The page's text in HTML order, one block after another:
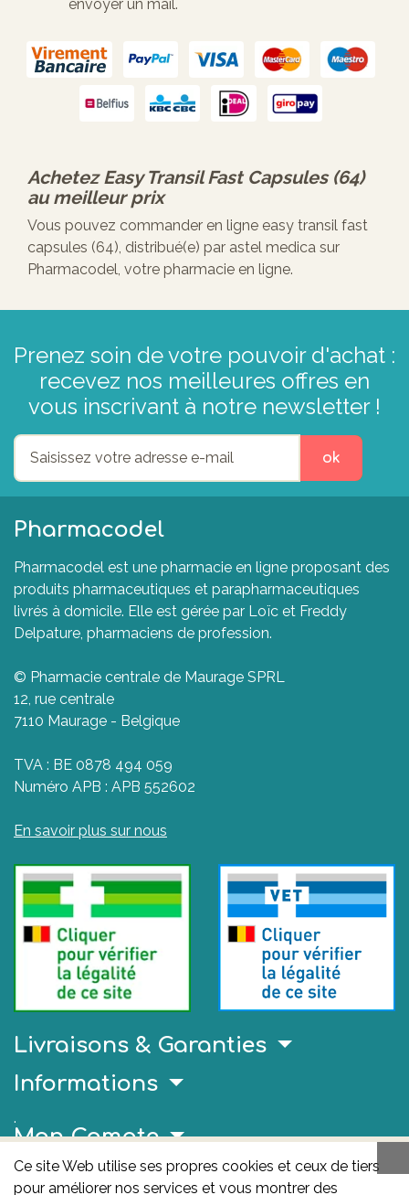
envoyer un mail.
AchetezEasy Transil Fast Capsules (64)
au meilleur prix
Vous pouvez commander en ligne easy transil fast
capsules (64), distribué(e) par astel medica sur
Pharmacodel, votre pharmacie en ligne.
Prenez soin de votre pouvoir d'achat :
recevez nos meilleures offres en
vous inscrivant à notre newsletter !
ok
Pharmacodel
Pharmacodel est une pharmacie en ligne proposant des
produits pharmaceutiques et parapharmaceutiques
livrés à domicile. Elle est gérée par Loïc et Freddy
Delpature, pharmaciens de profession.
© Pharmacie centrale de Maurage SPRL
12, rue centrale
7110 Maurage - Belgique
TVA : BE 0878 494 059
Numéro APB : APB 552602
En savoir plus sur nous
Livraisons & Garanties
Ce site Web utilise ses propres cookies et ceux de tiers
pour améliorer nos services et vous montrer des
Informations
.
Mon Compte
Liens Utiles